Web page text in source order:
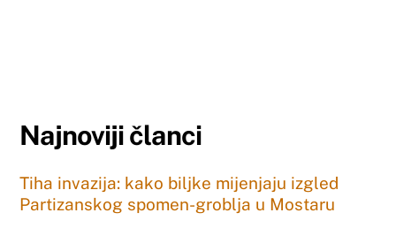
Najnoviji članci
Tiha invazija: kako biljke mijenjaju izgled
Partizanskog spomen-groblja u Mostaru